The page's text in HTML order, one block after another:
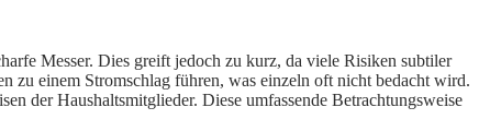
Messer. Dies greift jedoch zu kurz, da viele Risiken subtiler
zu einem Stromschlag führen, was einzeln oft nicht bedacht wird.
der Haushaltsmitglieder. Diese umfassende Betrachtungsweise